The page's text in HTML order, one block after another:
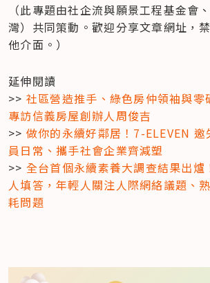
（此專題由社企流與願景工程基金會
灣）共同策動。歡迎分享文章網址，
他介面。）
延伸閱讀
>> 社區營造推手、綠色房仲領袖與
專訪信義房屋創辦人周俊吉
>> 做你的永續好鄰居！7-ELEVEN 邀
員日常、攜手社會企業齊減塑
>> 全台首個永續素養大調查結果出爐
人填答，年輕人關注人際網絡議題、
耗問題